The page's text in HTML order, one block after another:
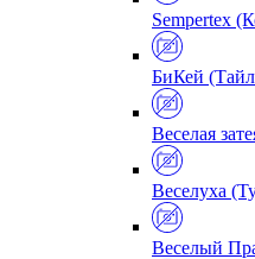
Sempertex
БиКей
Веселая
Веселуха
Веселый